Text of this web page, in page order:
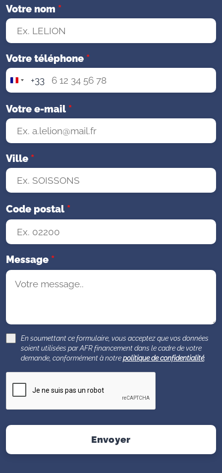
Votre nom *
Votre téléphone *
F
r
a
n
c
e
+
3
3
+33
Votre e-mail *
Ville *
Code postal *
Message *
En soumettant ce formulaire, vous acceptez que vos données
soient utilisées par AFR financement dans le cadre de votre
demande, conformément à notrepolitique de confidentialité.
Envoyer